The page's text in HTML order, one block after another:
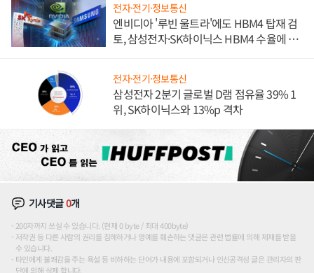
전자·전기·정보통신
엔비디아 '루빈 울트라'에도 HBM4 탑재 검
토, 삼성전자·SK하이닉스 HBM4 수율에 주
전자·전기·정보통신
삼성전자 2분기 글로벌 D램 점유율 39% 1
위, SK하이닉스와 13%p 격차
기사댓글0개
200자까지 쓰실 수 있습니다. (현재 0 byte / 최대 400byte)
저작권 등 다른 사람의 권리를 침해하거나 명예를 훼손하는 댓글은 관련 법률에 의해 제재를 받을
수 있습니다.
타인에게 불쾌감을 주는 욕설 등 비하하는 단어가 내용에 포함되거나 인신공격성 글은 관리자의 판
단에 의해 삭제 합니다.